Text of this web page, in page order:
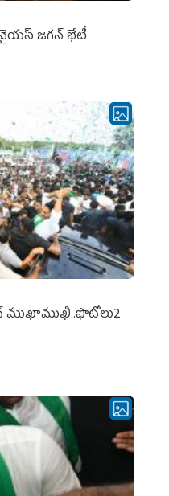
వైయస్ జగన్ భేటీ
ముఖాముఖి..ఫొటోలు2